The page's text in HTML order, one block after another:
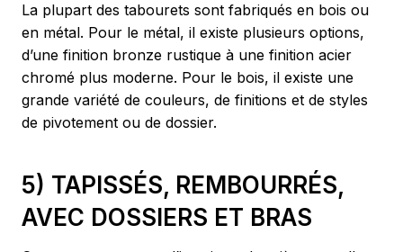
La plupart des tabourets sont fabriqués en bois ou
en métal. Pour le métal, il existe plusieurs options,
d’une finition bronze rustique à une finition acier
chromé plus moderne. Pour le bois, il existe une
grande variété de couleurs, de finitions et de styles
de pivotement ou de dossier.
5) TAPISSÉS, REMBOURRÉS,
AVEC DOSSIERS ET BRAS